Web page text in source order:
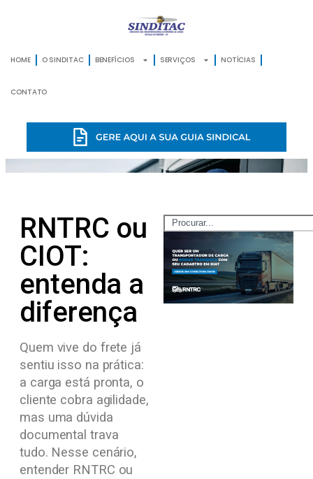
HOME O SINDITAC BENEFÍCIOS SERVIÇOS NOTÍCIAS
CONTATO
RNTRC ou
CIOT:
entenda a
diferença
Quem vive do frete já
sentiu isso na prática:
a carga está pronta, o
cliente cobra agilidade,
mas uma dúvida
documental trava
tudo. Nesse cenário,
entender RNTRC ou